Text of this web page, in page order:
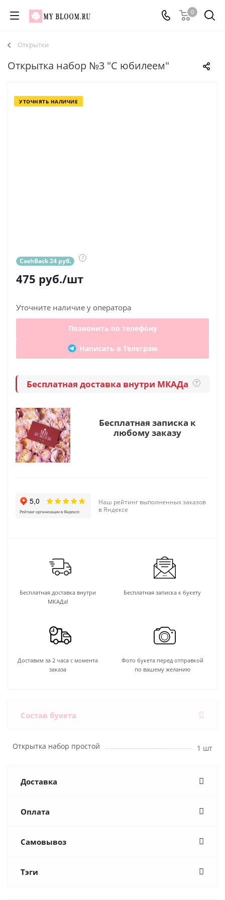
0
Открытки
Открытка набор №3 "С юбилеем"
УТОЧНЯТЬ НАЛИЧИЕ
CashBack 24 руб. ?
475 руб./шт
Уточните наличие у оператора
Позвонить по телефону
Написать в Телеграм
Бесплатная доставка внутри МКАДа ?
Бесплатная записка к
любому заказу
Наш рейтинг выполненных заказов
в Яндексе
Бесплатная доставка внутри
МКАДа!
Бесплатная записка к букету
Доставим за 2 часа с момента
заказа
Фото букета перед отправкой
по вашему желанию
Состав букета
Открытка набор простой 1 шт
Доставка
Оплата
Самовывоз
Тэги